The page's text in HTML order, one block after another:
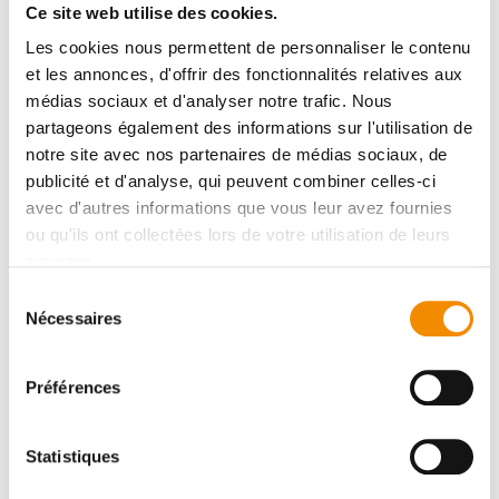
Ce site web utilise des cookies.
Les cookies nous permettent de personnaliser le contenu
et les annonces, d'offrir des fonctionnalités relatives aux
médias sociaux et d'analyser notre trafic. Nous
partageons également des informations sur l'utilisation de
notre site avec nos partenaires de médias sociaux, de
publicité et d'analyse, qui peuvent combiner celles-ci
avec d'autres informations que vous leur avez fournies
ou qu'ils ont collectées lors de votre utilisation de leurs
Nécessaires
Préférences
Statistiques
avez besoin dépend de la taille et de l'usage de la
pièce. N'hésitez pas à nous contacter afin que l'un
de nos conseillers techniques vous propose la
solution la mieux adaptée à votre situation.
Où installer les colonnes
acoustiques ?
Pour bénéficier au mieux de l'effet d’absorption
positionner
à 20 cm au moins de
l’un des angles de la pièce. La colonne peut